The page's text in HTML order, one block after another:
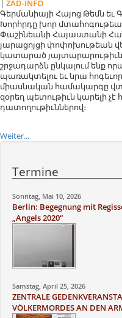
| ZAD-INFO
​Գերմանիայի Հայոց Թեմն
Խորհրդը խոր
Փաշինեանի Հայաստանի
յարացոյցի փոփոխութեան
կատարած
շրջադարձն ընկալում ենք
պառակտելու եւ նրա
միասնական համակարգը
զօրեղ պետութիւն կարելի
դատողութիւններով։
Weiter...
Termine
Sonntag, Mai 10, 2026
Berlin: Begegnung mit
„Angels 2020“
Samstag, April 25, 2026
ZENTRALE
VÖLKERMORDES AN DEN